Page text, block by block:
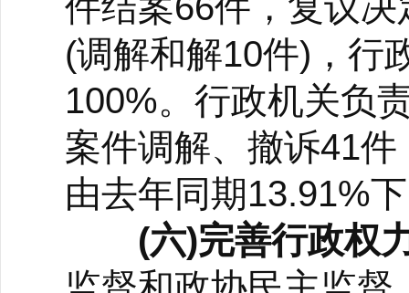
(调解和解10件)，行
100%。行政机关负
案件调解、撤诉41
由去年同期13.91%
(六)完善行政权